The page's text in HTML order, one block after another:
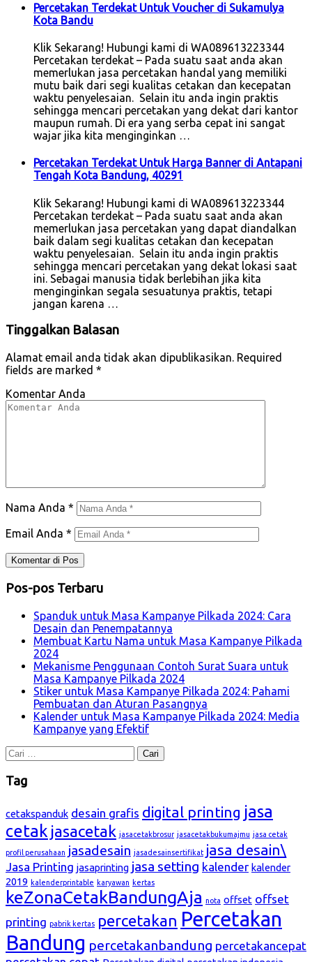
Percetakan Terdekat Untuk Voucher di Sukamulya
Kota Bandu
Klik Sekarang! Hubungi kami di WA089613223344
Percetakan terdekat – Pada suatu saat anda akan
memerlukan jasa percetakan handal yang memiliki
mutu baik dari segi kualitas cetakan dan kecepatan
waktu penyelesaian. Selain itu anda ingin praktis
sehingga mencari percetakan yang dekat dari kantor
maupun rumah. Di era yang serba cepat ini sangat
wajar jika kita menginginkan …
Percetakan Terdekat Untuk Harga Banner di Antapani
Tengah Kota Bandung, 40291
Klik Sekarang! Hubungi kami di WA089613223344
Percetakan terdekat – Pada suatu saat anda akan
memerlukan jasa percetakan yang dapat diandalkan
baik dalam segi kualitas cetakan dan kecepatan
waktu penyelesaian. Selain itu anda ingin praktis
sehingga mencari percetakan yang dekat lokasi saat
ini. Sebagai manusia tidak berlebihan jika kita
menginginkan segala sesuatunya praktis, tetapi
jangan karena …
Tinggalkan Balasan
Alamat email anda tidak akan dipublikasikan. Required
fields are marked *
Komentar Anda
Nama Anda *
Email Anda *
Pos-pos Terbaru
Spanduk untuk Masa Kampanye Pilkada 2024: Cara
Desain dan Penempatannya
Membuat Kartu Nama untuk Masa Kampanye Pilkada
2024
Mekanisme Penggunaan Contoh Surat Suara untuk
Masa Kampanye Pilkada 2024
Stiker untuk Masa Kampanye Pilkada 2024: Pahami
Pembuatan dan Aturan Pasangnya
Kalender untuk Masa Kampanye Pilkada 2024: Media
Kampanye yang Efektif
Cari
untuk:
Tag
cetakspanduk desain grafis digital printing jasa
cetak jasacetak jasacetakbrosur jasacetakbukumajmu jasa cetak
profil perusahaan jasadesain jasadesainsertifikat jasa desain\
Jasa Printing jasaprinting jasa setting kalender kalender
2019 kalenderprintable karyawan kertas
keZonaCetakBandungAja nota offset offset
printing pabrik kertas percetakan Percetakan
Bandung percetakanbandung percetakancepat